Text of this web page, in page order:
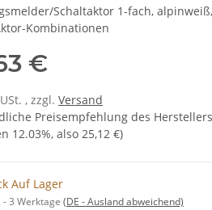
Schaltaktor 1-fach,
Kombinationen
€
, zzgl. Versand
Preisempfehlung des Herstellers
12.03%, also 25,12 €)
Auf Lager
- 3 Werktage (DE - Ausland abweichend)